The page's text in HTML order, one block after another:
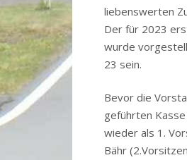
liebenswerten
Der für 2023
wurde
23 sein.
Bevor die
geführten
wieder als 1.
Bähr